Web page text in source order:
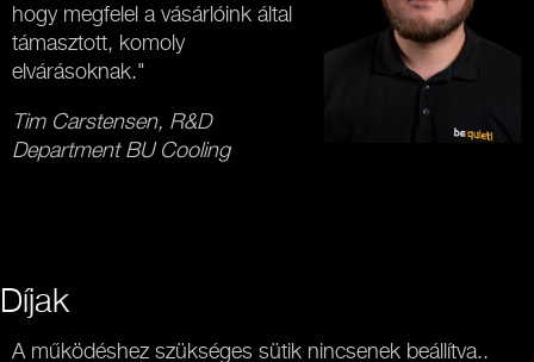
hogy megfelel a vásárlóink által
támasztott, komoly
elvárásoknak."
Tim Carstensen, R&D
Department BU Cooling
Díjak
A működéshez szükséges sütik nincsenek beállítva..